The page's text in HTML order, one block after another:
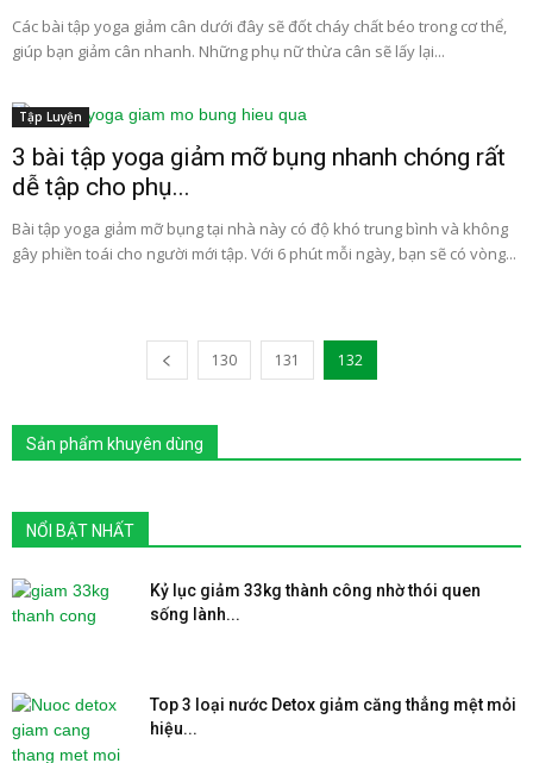
Các bài tập yoga giảm cân dưới đây sẽ đốt cháy chất béo trong cơ thể,
giúp bạn giảm cân nhanh. Những phụ nữ thừa cân sẽ lấy lại...
Tập Luyện
3 bài tập yoga giảm mỡ bụng nhanh chóng rất
dễ tập cho phụ...
Bài tập yoga giảm mỡ bụng tại nhà này có độ khó trung bình và không
gây phiền toái cho người mới tập. Với 6 phút mỗi ngày, bạn sẽ có vòng...
130 131 132
Sản phẩm khuyên dùng
NỔI BẬT NHẤT
Kỷ lục giảm 33kg thành công nhờ thói quen
sống lành...
Top 3 loại nước Detox giảm căng thẳng mệt mỏi
hiệu...